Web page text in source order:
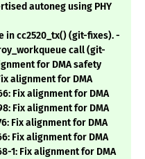
autoneg using PHY
in cc2520_tx() (git-fixes). -
call (git-
for DMA safety
alignment for DMA
Fix alignment for DMA
Fix alignment for DMA
Fix alignment for DMA
Fix alignment for DMA
1: Fix alignment for DMA